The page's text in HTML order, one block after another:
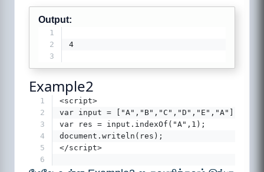
Output:
1
2
4
3
Example2
1
<script>
2
var input = ["A","B","C","D","E","A"];
3
var res = input.indexOf("A",1);
4
document.writeln(res);
5
</script>
6